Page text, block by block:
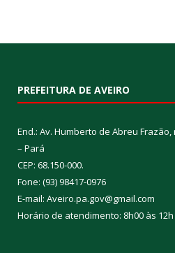
PREFEITURA DE AVEIRO
End.: Av. Humberto de Abreu Frazão,
– Pará
CEP: 68.150-000.
Fone: (93) 98417-0976
E-mail: Aveiro.pa.gov@gmail.com
Horário de atendimento: 8h00 às 12h